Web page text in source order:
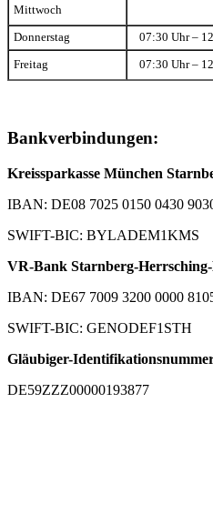
Mittwoch
Donnerstag 07:30 Uhr –
Freitag 07:30 Uhr –
Bankverbindungen:
Kreissparkasse München
IBAN: DE08 7025 0150 0430
SWIFT-BIC: BYLADEM1KMS
VR-Bank Starnberg-
IBAN: DE67 7009 3200 0000
SWIFT-BIC: GENODEF1STH
Gläubiger-
DE59ZZZ00000193877